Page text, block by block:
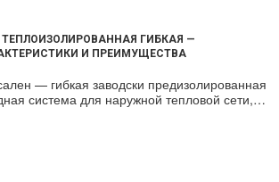
ГИБКАЯ —
И ПРЕИМУЩЕСТВА
— гибкая заводски предизолированная
система для наружной тепловой сети,…